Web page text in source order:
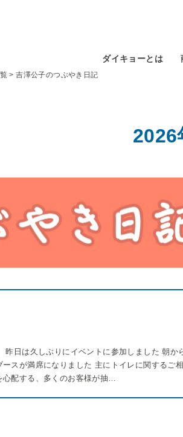
ダイキョーとは
>吉澤公子のつぶやき日記
2026
昨日は久しぶりにイベントに参加しました 朝か
ースが満席になりました 主にトイレに関するご
配する、多くのお客様が抽…